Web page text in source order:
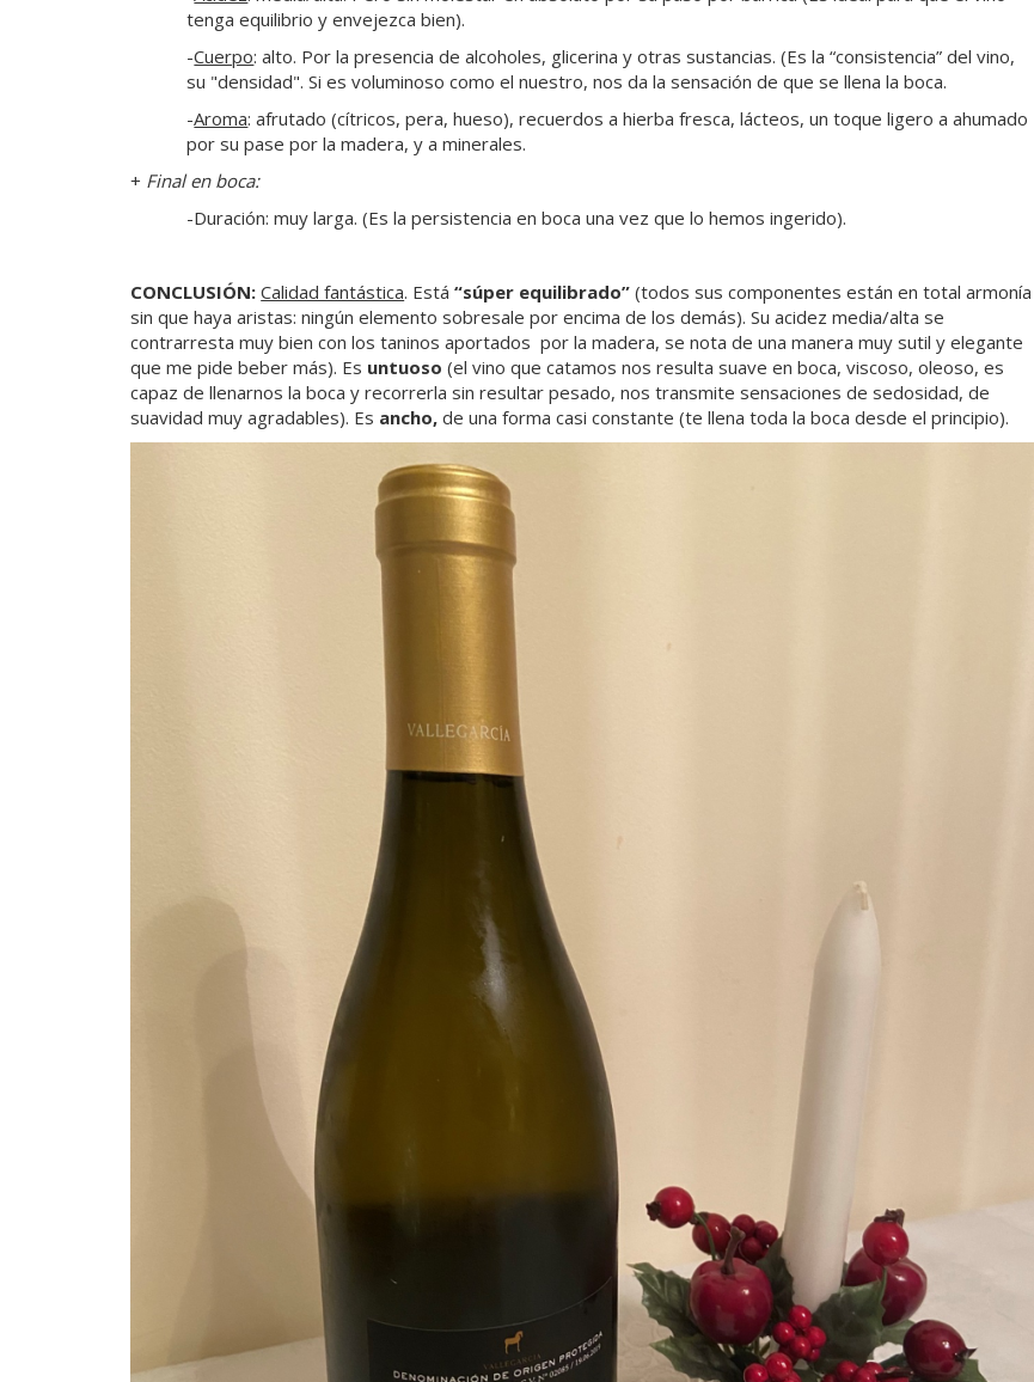
tenga equilibrio y envejezca bien).
-Cuerpo: alto. Por la presencia de alcoholes, glicerina y otras sustancias. (Es la “consistencia” del vino,
su "densidad". Si es voluminoso como el nuestro, nos da la sensación de que se llena la boca.
-Aroma: afrutado (cítricos, pera, hueso), recuerdos a hierba fresca, lácteos, un toque ligero a ahumado
por su pase por la madera, y a minerales.
+ Final en boca:
-Duración: muy larga. (Es la persistencia en boca una vez que lo hemos ingerido).
CONCLUSIÓN: Calidad fantástica. Está“súper equilibrado” (todos sus componentes están en total armonía
sin que haya aristas: ningún elemento sobresale por encima de los demás). Su acidez media/alta se
contrarresta muy bien con los taninos aportados por la madera, se nota de una manera muy sutil y elegante
que me pide beber más). Es untuoso (el vino que catamos nos resulta suave en boca, viscoso, oleoso, es
capaz de llenarnos la boca y recorrerla sin resultar pesado, nos transmite sensaciones de sedosidad, de
suavidad muy agradables). Es ancho, de una forma casi constante (te llena toda la boca desde el principio).